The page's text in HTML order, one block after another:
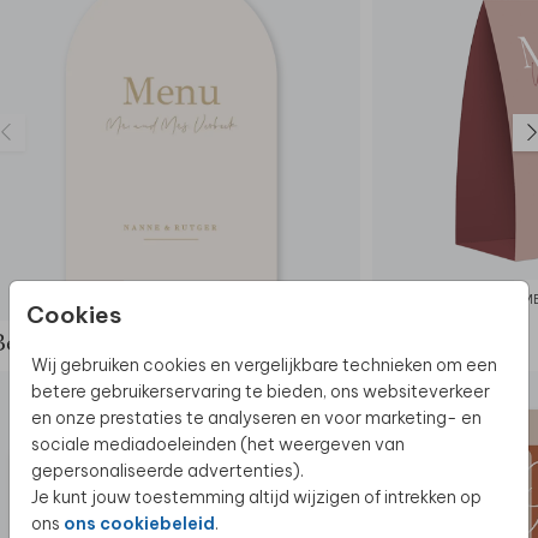
Cookies
Wij gebruiken cookies en vergelijkbare technieken om een
betere gebruikerservaring te bieden, ons websiteverkeer
en onze prestaties te analyseren en voor marketing- en
sociale mediadoeleinden (het weergeven van
gepersonaliseerde advertenties).
Je kunt jouw toestemming altijd wijzigen of intrekken op
ons ons cookiebeleid.
de complete set